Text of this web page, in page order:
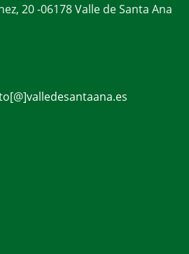
20 -06178 Valle de Santa Ana